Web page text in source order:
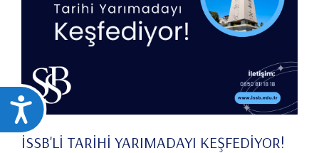
Ulaşılabilirlik
İSSB'Lİ TARİHİ YARIMADAYI KEŞFEDİYOR!